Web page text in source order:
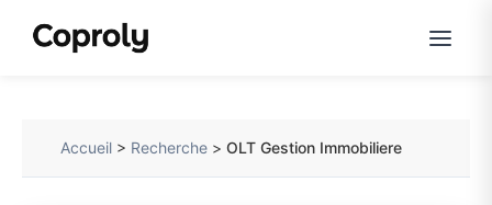
Accueil > Recherche >OLT Gestion Immobiliere